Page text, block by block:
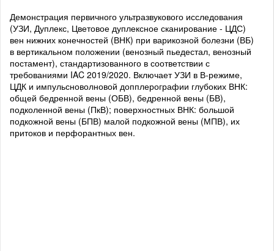
Демонстрация первичного ультразвукового исследования
(УЗИ, Дуплекс, Цветовое дуплексное сканирование - ЦДС)
вен нижних конечностей (ВНК) при варикозной болезни (ВБ)
в вертикальном положении (венозный пьедестал, венозный
постамент), стандартизованного в соответствии с
требованиями IAC 2019/2020. Включает УЗИ в В-режиме,
ЦДК и импульсноволновой допплерографии глубоких ВНК:
общей бедренной вены (ОБВ), бедренной вены (БВ),
подколенной вены (ПкВ); поверхностных ВНК: большой
подкожной вены (БПВ) малой подкожной вены (МПВ), их
притоков и перфорантных вен.